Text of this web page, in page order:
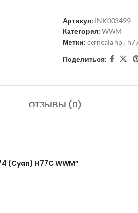
Артикул: INK003499
Категория: WWM
Метки: cerneala hp,
Поделиться:
ОТЗЫВЫ (0)
(Cyan) H77C WWM”